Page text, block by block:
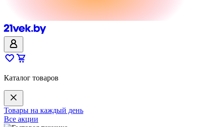
Каталог товаров
Товары на каждый день
Все акции